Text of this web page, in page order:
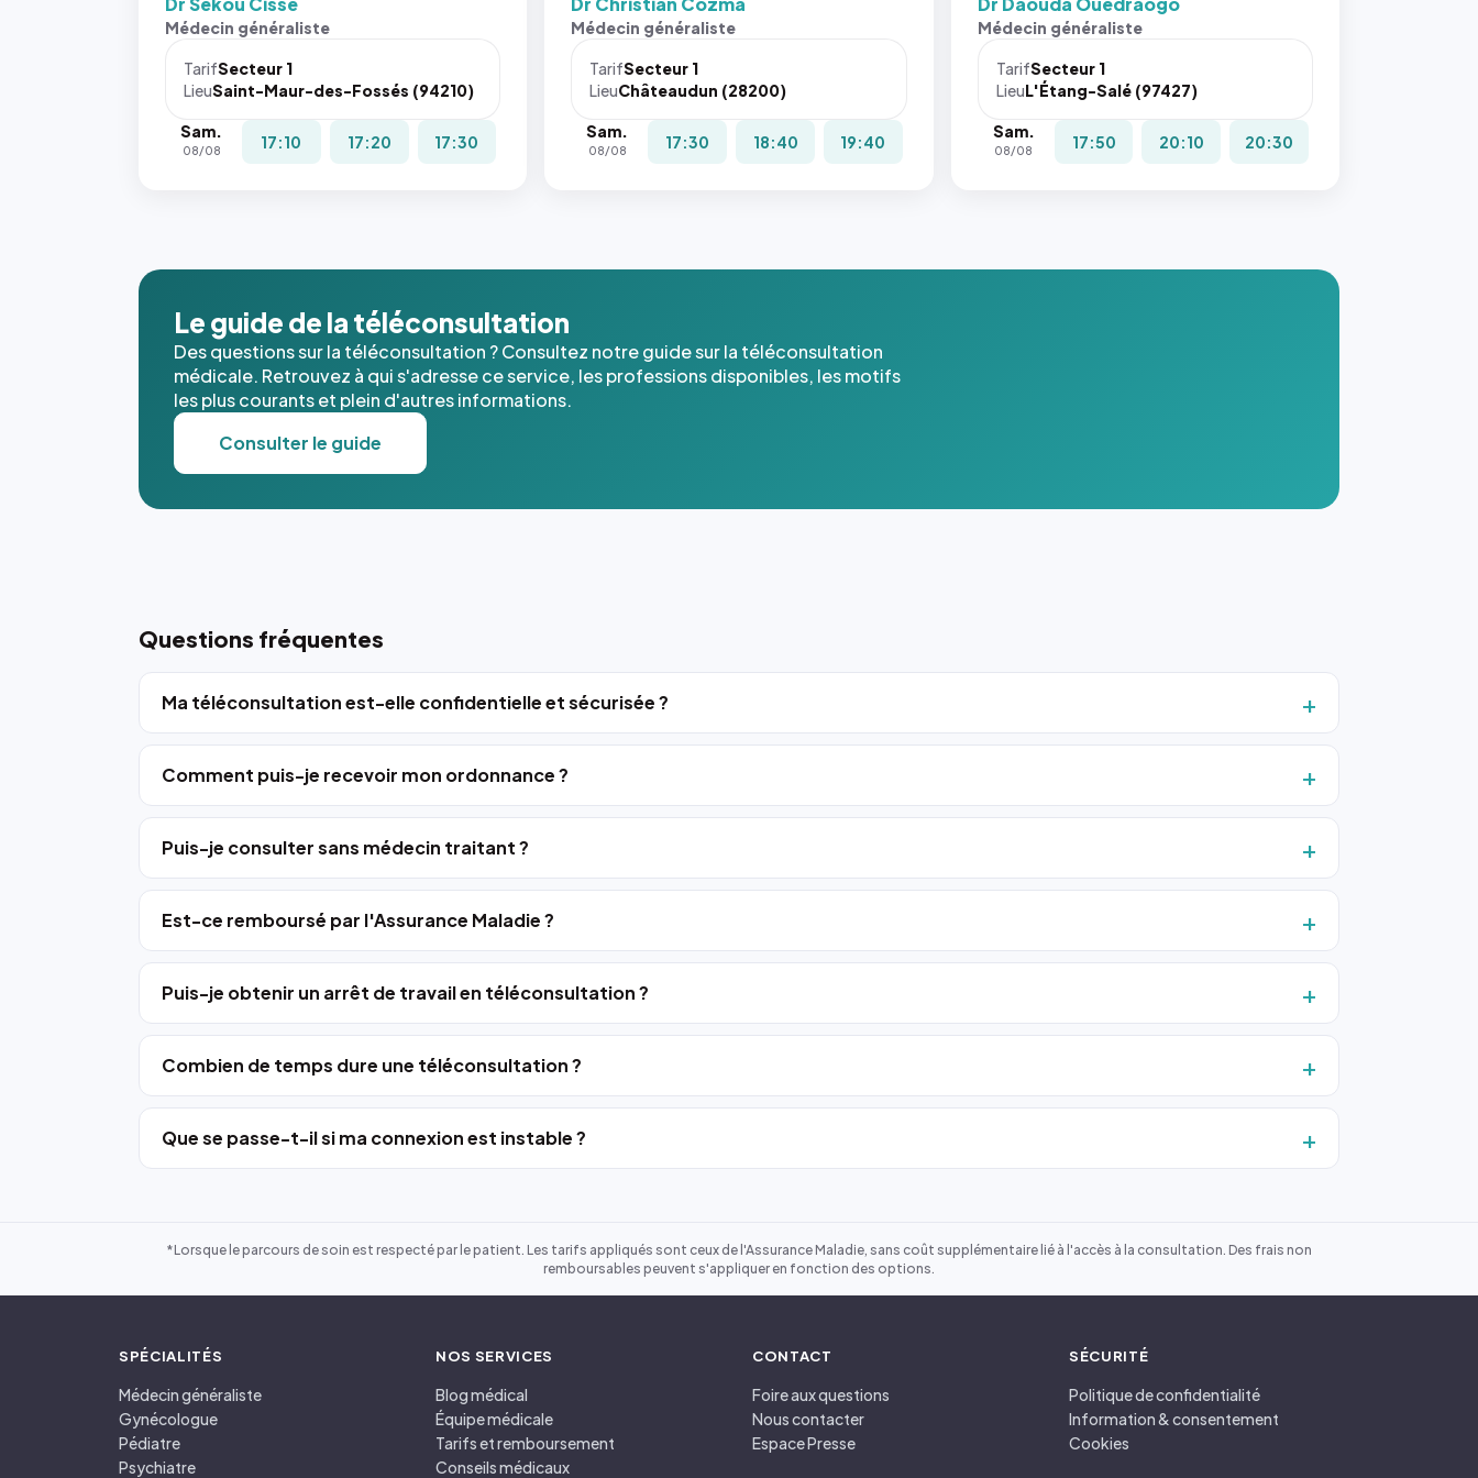
Sans ces
navigateur
pas la
place, et
l'annuaire
dans ce
cas. #}
Médecin généraliste
TarifSecteur 1
LieuSaint-Maur-des-Fossés (94210)
Sam.
08/08 17:10 17:20 17:30
Sans ces
navigateur
pas la
place, et
cas. #}
Médecin généraliste
TarifSecteur 1
LieuChâteaudun (28200)
Sam.
08/08 17:30 18:40 19:40
Médecin généraliste
TarifSecteur 1
LieuL'Étang-Salé (97427)
Sam.
08/08 17:50 20:10 20:30
Le guide de la téléconsultation
Des questions sur la téléconsultation ? Consultez notre guide sur la téléconsultation
médicale. Retrouvez à qui s'adresse ce service, les professions disponibles, les motifs
les plus courants et plein d'autres informations.
Consulter le guide
Questions fréquentes
Ma téléconsultation est-elle confidentielle et sécurisée ?
Comment puis-je recevoir mon ordonnance ?
Puis-je consulter sans médecin traitant ?
Est-ce remboursé par l'Assurance Maladie ?
Puis-je obtenir un arrêt de travail en téléconsultation ?
Combien de temps dure une téléconsultation ?
Que se passe-t-il si ma connexion est instable ?
*Lorsque le parcours de soin est respecté par le patient. Les tarifs appliqués sont ceux de l'Assurance Maladie, sans coût supplémentaire lié à l'accès à la consultation. Des frais non
remboursables peuvent s'appliquer en fonction des options.
SPÉCIALITÉS
Médecin généraliste
Gynécologue
Pédiatre
Psychiatre
NOS SERVICES
Blog médical
Équipe médicale
Tarifs et remboursement
Conseils médicaux
CONTACT
Foire aux questions
Nous contacter
Espace Presse
SÉCURITÉ
Politique de confidentialité
Information & consentement
Cookies